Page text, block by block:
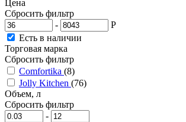
Цена
Сбросить фильтр
-
Р
Есть в наличии
Торговая марка
Сбросить фильтр
Comfortika (8)
Jolly Kitchen (76)
Объем, л
Сбросить фильтр
-